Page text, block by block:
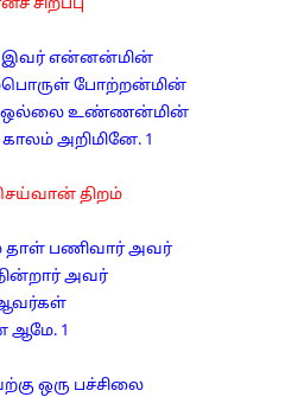
சிறப்பு
இவர் என்னன்மின்
போற்றன்மின்
ஒல்லை உண்ணன்மின்
அறிமினே. 1
திறம்
தாள் பணிவார் அவர்
அவர்
ஆவர்கள்
ஆமே. 1
ஒரு பச்சிலை